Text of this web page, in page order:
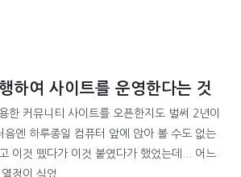
하여 사이트를 운영한다는 것
한 커뮤니티 사이트를 오픈한지도 벌써 2년이
음엔 하루종일 컴퓨터 앞에 앉아 볼 수도 없는
이것 뗐다가 이것 붙였다가 했었는데... 어느
정이 식었...